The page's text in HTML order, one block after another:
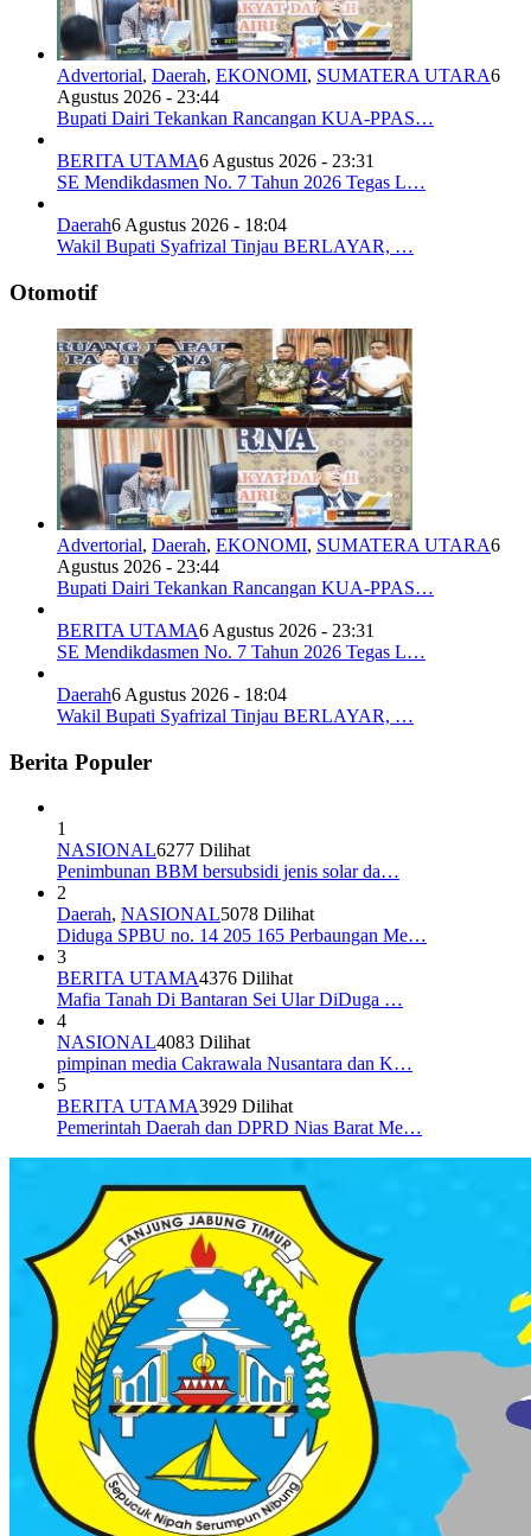
Advertorial, Daerah, EKONOMI, SUMATERA UTARA6
Agustus 2026 - 23:44
Bupati Dairi Tekankan Rancangan KUA-PPAS…
BERITA UTAMA6 Agustus 2026 - 23:31
SE Mendikdasmen No. 7 Tahun 2026 Tegas L…
Daerah6 Agustus 2026 - 18:04
Wakil Bupati Syafrizal Tinjau BERLAYAR, …
Otomotif
Advertorial, Daerah, EKONOMI, SUMATERA UTARA6
Agustus 2026 - 23:44
Bupati Dairi Tekankan Rancangan KUA-PPAS…
BERITA UTAMA6 Agustus 2026 - 23:31
SE Mendikdasmen No. 7 Tahun 2026 Tegas L…
Daerah6 Agustus 2026 - 18:04
Wakil Bupati Syafrizal Tinjau BERLAYAR, …
Berita Populer
1
NASIONAL6277 Dilihat
Penimbunan BBM bersubsidi jenis solar da…
2
Daerah, NASIONAL5078 Dilihat
Diduga SPBU no. 14 205 165 Perbaungan Me…
3
BERITA UTAMA4376 Dilihat
Mafia Tanah Di Bantaran Sei Ular DiDuga …
4
NASIONAL4083 Dilihat
pimpinan media Cakrawala Nusantara dan K…
5
BERITA UTAMA3929 Dilihat
Pemerintah Daerah dan DPRD Nias Barat Me…